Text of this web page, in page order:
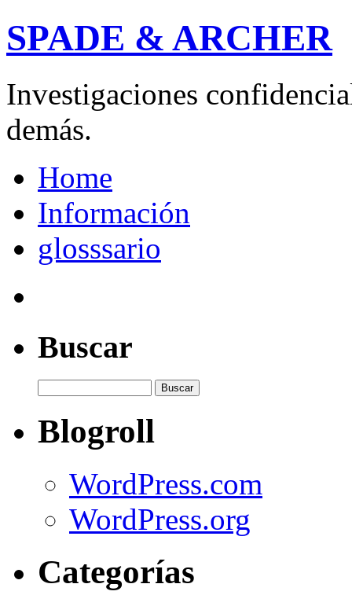
SPADE & ARCHER
Investigaciones
demás.
Home
Información
glosssario
Buscar
Blogroll
WordPress.com
WordPress.org
Categorías